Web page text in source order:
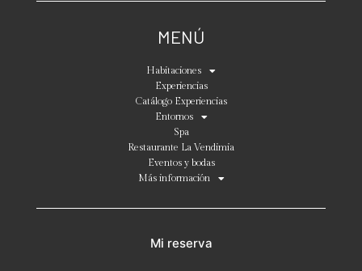
MENÚ
Habitaciones
Experiencias
Catálogo Experiencias
Entornos
Spa
Restaurante La Vendimia
Eventos y bodas
Más información
Mi reserva